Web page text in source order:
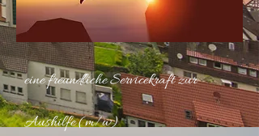
eine freundliche Servicekraft zur
Aushilfe (m/w)